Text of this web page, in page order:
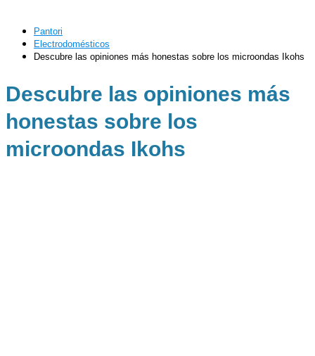
Pantori
Electrodomésticos
Descubre las opiniones más honestas sobre los microondas Ikohs
Descubre las opiniones más
honestas sobre los
microondas Ikohs